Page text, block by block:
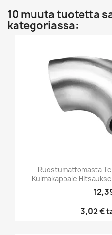
10 muuta tuotetta
kategoriassa:
Ruostumattomasta
Kulmakappale
3,02 €